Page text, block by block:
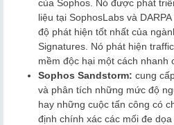
của Sophos. Nó được phát
liệu tại SophosLabs và
độ phát hiện tốt nhất của
Signatures. Nó phát hiện
mềm độc hại một cách nhanh
Sophos Sandstorm: cung
và phân tích những mức độ
hay những cuộc tấn công có
định chính xác các mối đe